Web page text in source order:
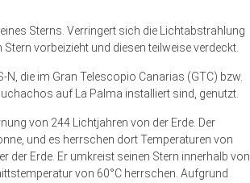
Sterns. Verringert sich die Lichtabstrahlung
vorbeizieht und diesen teilweise verdeckt.
N, die im Gran Telescopio Canarias (GTC) bzw.
auf La Palma installiert sind, genutzt.
von 244 Lichtjahren von der Erde. Der
und es herrschen dort Temperaturen von
der Erde. Er umkreist seinen Stern innerhalb von
von 60°C herrschen. Aufgrund